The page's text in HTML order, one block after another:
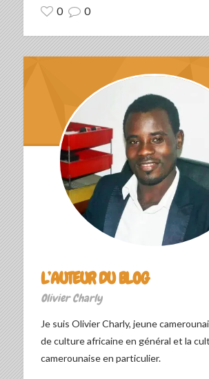
0 0
L’AUTEUR DU BLOG
Olivier Charly
Je suis Olivier Charly, jeune
de culture africaine en général et la
camerounaise en particulier.